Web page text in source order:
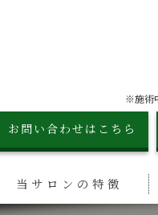
※施術
お問い合わせはこちら
当サロンの特徴